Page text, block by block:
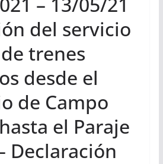
del servicio
trenes
desde el
de Campo
el Paraje
Declaración